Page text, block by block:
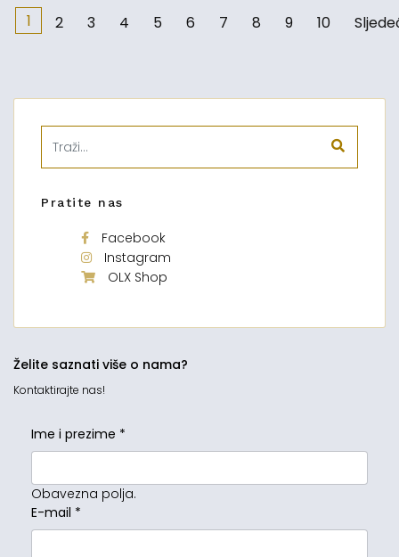
1 2 3 4 5 6 7 8 9 10
Pratite nas
Facebook
Instagram
OLX Shop
Želite saznati više o nama?
Kontaktirajte nas!
Ime i prezime *
Obavezna polja.
E-mail *